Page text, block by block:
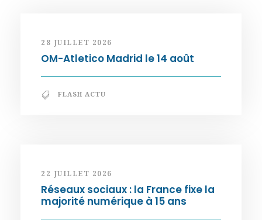
28 JUILLET 2026
OM-Atletico Madrid le 14 août
FLASH ACTU
22 JUILLET 2026
Réseaux sociaux : la France fixe la
majorité numérique à 15 ans